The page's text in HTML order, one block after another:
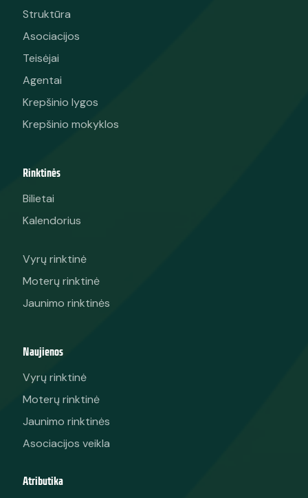
Struktūra
Asociacijos
Teisėjai
Agentai
Krepšinio lygos
Krepšinio mokyklos
Rinktinės
Bilietai
Kalendorius
Vyrų rinktinė
Moterų rinktinė
Jaunimo rinktinės
Naujienos
Vyrų rinktinė
Moterų rinktinė
Jaunimo rinktinės
Asociacijos veikla
Atributika